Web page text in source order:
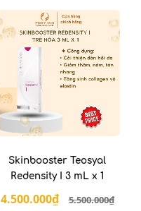
Skinbooster Teosyal
Redensity I 3 mL x 1
4.500.000₫ 5.500.000₫